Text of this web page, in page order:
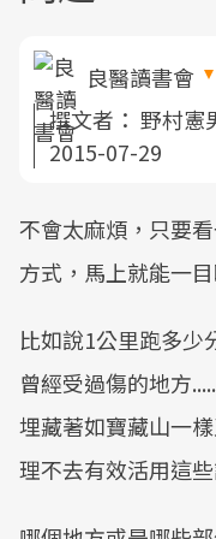
良醫讀書會
撰文者： 野村憲
2015-07-29
不會太麻煩，只要
方式，馬上就能一目
比如說1公里跑多少
曾經受過傷的地方
埋藏著如寶藏山一
理不去有效活用這些